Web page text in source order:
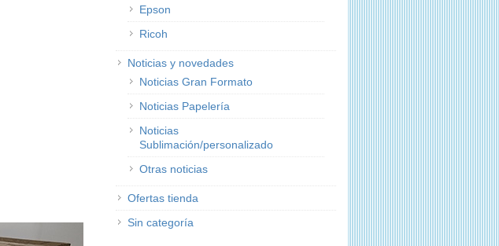
Epson
Ricoh
Noticias y novedades
Noticias Gran Formato
Noticias Papelería
Noticias
Sublimación/personalizado
Otras noticias
Ofertas tienda
Sin categoría